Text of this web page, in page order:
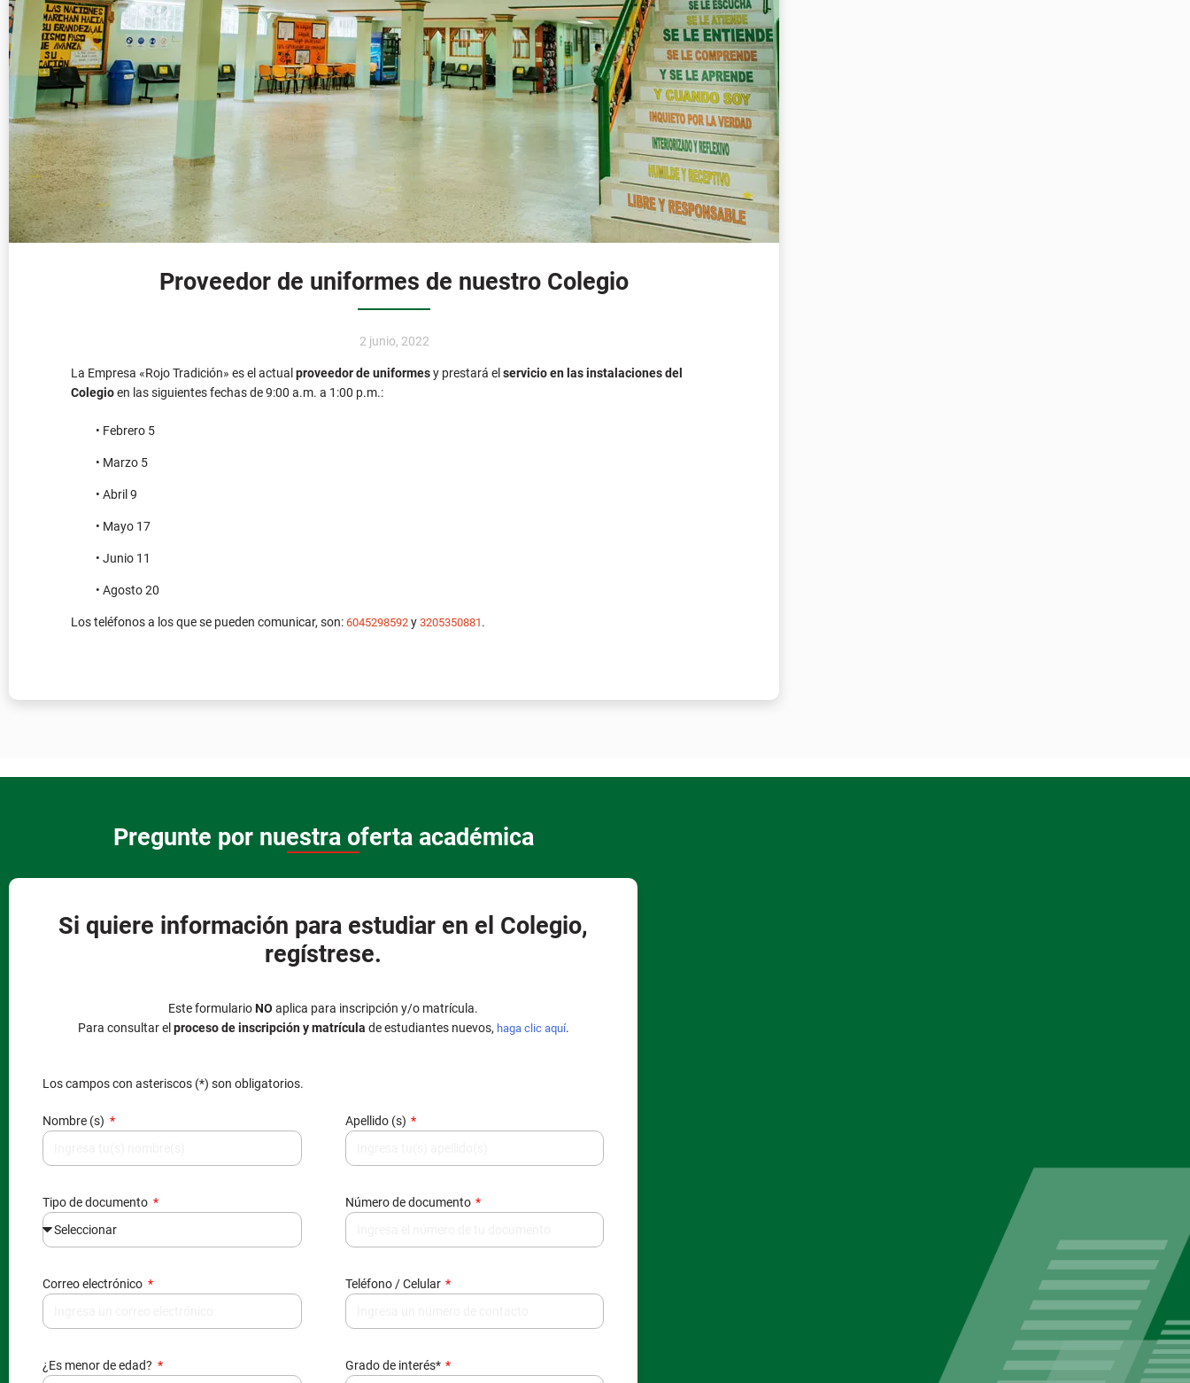
Proveedor de uniformes de nuestro Colegio
2 junio, 2022
La Empresa «Rojo Tradición» es el actual proveedor de uniformesy prestará el servicio en las instalaciones del
Colegioen las siguientes fechas de 9:00 a.m. a 1:00 p.m.:
• Febrero 5
• Marzo 5
• Abril 9
• Mayo 17
• Junio 11
• Agosto 20
Los teléfonos a los que se pueden comunicar, son: 6045298592 y 3205350881 .
Pregunte por nuestra oferta académica
Si quiere información para estudiar en el Colegio,
regístrese.
Este formularioNO aplica para inscripción y/o matrícula.
Para consultar el proceso de inscripción y matrícula de estudiantes nuevos, haga clic aquí.
Los campos con asteriscos (*) son obligatorios.
Nombre (s) Apellido (s)
Tipo de documento Número de documento
Correo electrónico Teléfono / Celular
¿Es menor de edad? Grado de interés*